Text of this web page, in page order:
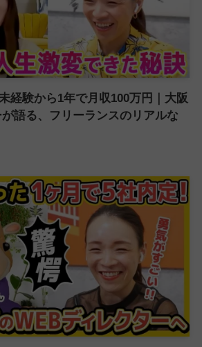
経験から1年で月収100万円｜大阪
語る、フリーランスのリアルな